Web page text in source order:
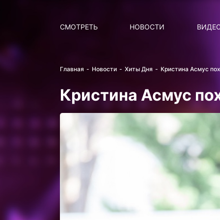
СМОТРЕТЬ НОВОСТИ
Главная Новости Хиты Дня Кристина Асмус
Кристина Асмус